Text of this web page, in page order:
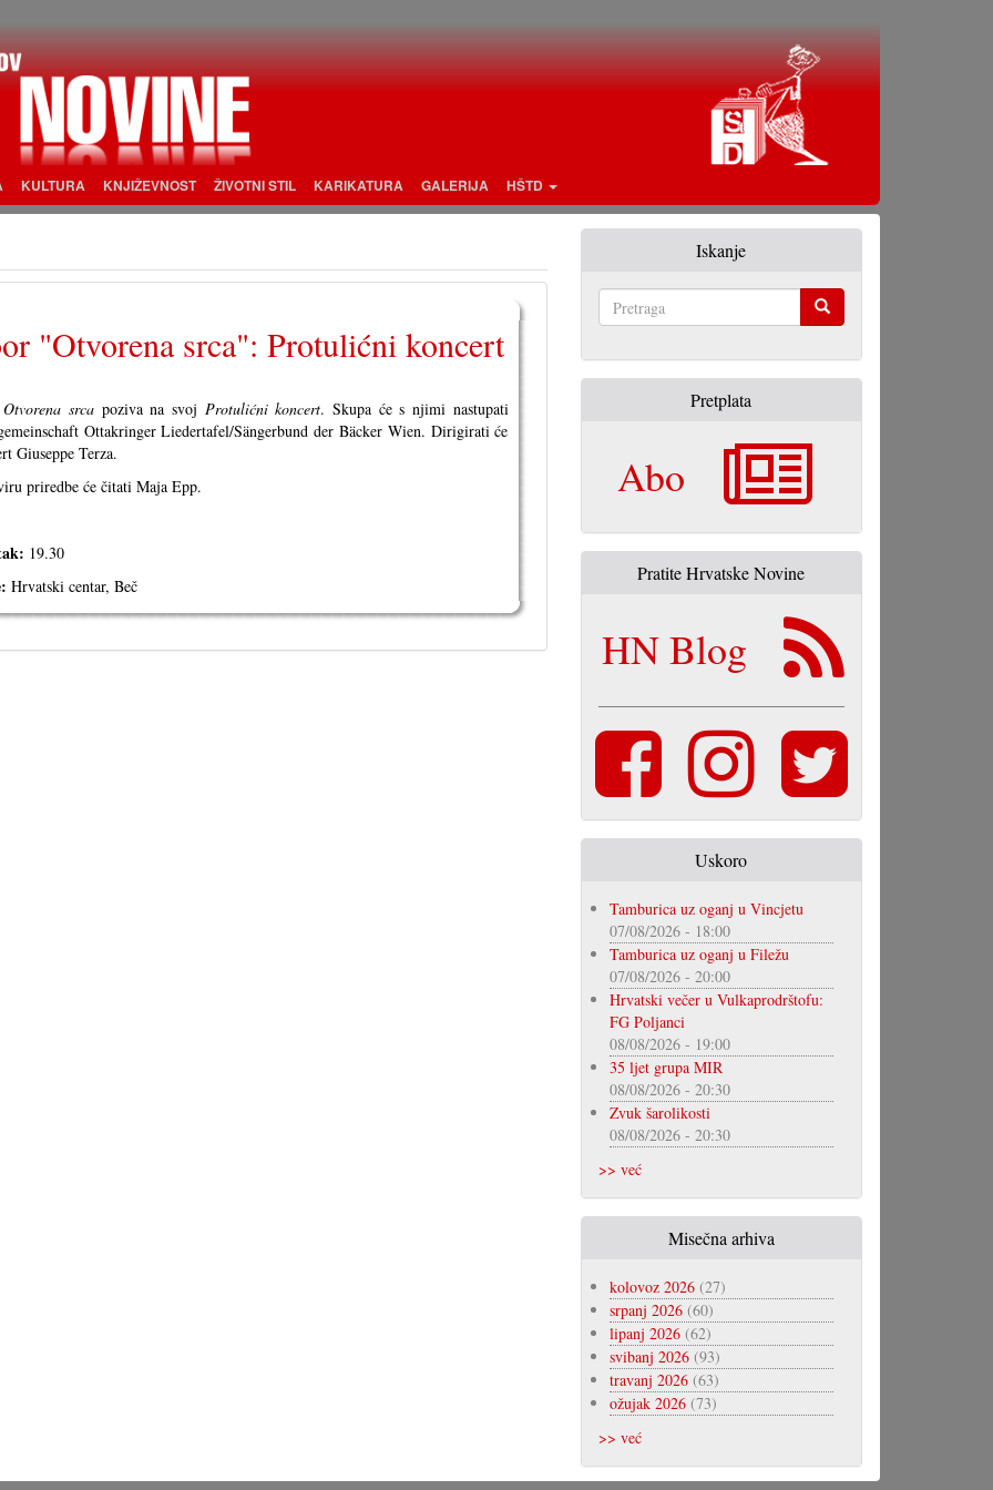
KULTURA KNJIŽEVNOST ŽIVOTNI STIL KARIKATURA GALERIJA HŠTD
"Otvorena srca": Protulićni koncert
Otvorena srca poziva na svoj Protulićni koncert. Skupa će s njimi nastupati
Ottakringer Liedertafel/Sängerbund der Bäcker Wien. Dirigirati će
Giuseppe Terza.
priredbe će čitati Maja Epp.
19.30
Hrvatski centar, Beč
Iskanje
Pretplata
Abo
Pratite Hrvatske Novine
HN Blog
Uskoro
Tamburica uz oganj u Vincjetu
07/08/2026 - 18:00
Tamburica uz oganj u Filežu
07/08/2026 - 20:00
Hrvatski večer u Vulkaprodrštofu:
FG Poljanci
08/08/2026 - 19:00
35 ljet grupa MIR
08/08/2026 - 20:30
Zvuk šarolikosti
08/08/2026 - 20:30
>> već
Misečna arhiva
kolovoz 2026(27)
srpanj 2026(60)
lipanj 2026(62)
svibanj 2026(93)
travanj 2026(63)
ožujak 2026(73)
>> već